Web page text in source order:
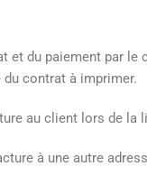
et du paiement par
contrat à imprimer.
au client lors de la
à une autre